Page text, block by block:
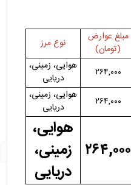
مبلغ عوارض
(تومان)
نوع مرز
۲۶۴,۰۰۰
هوایی، زمینی،
دریایی
۲۶۴,۰۰۰
هوایی، زمینی،
دریایی
۲۶۴,۰۰۰
هوایی،
زمینی،
دریایی